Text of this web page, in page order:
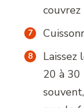
couvrez
Laissez
20 à 30